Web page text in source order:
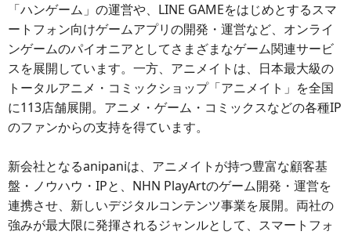
「ハンゲーム」の運営や、LINE GAMEをはじめとするスマ
ートフォン向けゲームアプリの開発・運営など、オンライ
ンゲームのパイオニアとしてさまざまなゲーム関連サービ
スを展開しています。一方、アニメイトは、日本最大級の
トータルアニメ・コミックショップ「アニメイト」を全国
に113店舗展開。アニメ・ゲーム・コミックスなどの各種IP
のファンからの支持を得ています。
新会社となるanipaniは、アニメイトが持つ豊富な顧客基
盤・ノウハウ・IPと、NHN PlayArtのゲーム開発・運営を
連携させ、新しいデジタルコンテンツ事業を展開。両社の
強みが最大限に発揮されるジャンルとして、スマートフォ